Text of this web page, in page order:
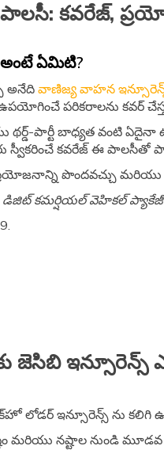
కవరేజ్,
ఏమిటి?
అనేదివాణిజ్య వాహన
పరికరాలను కవర్
థర్డ్-పార్టీ బాధ్యత వంటి
స్వీకరించే కవరేజ్ ఈ
పొందవచ్చు మరియు
డిజిట్ కమర్షియల్ వెహికల్
జెసిబి ఇన్సూరెన్స్
లోడర్ ఇన్సూరెన్స్ ను కలిగి
నష్టాల నుండి మూడవ